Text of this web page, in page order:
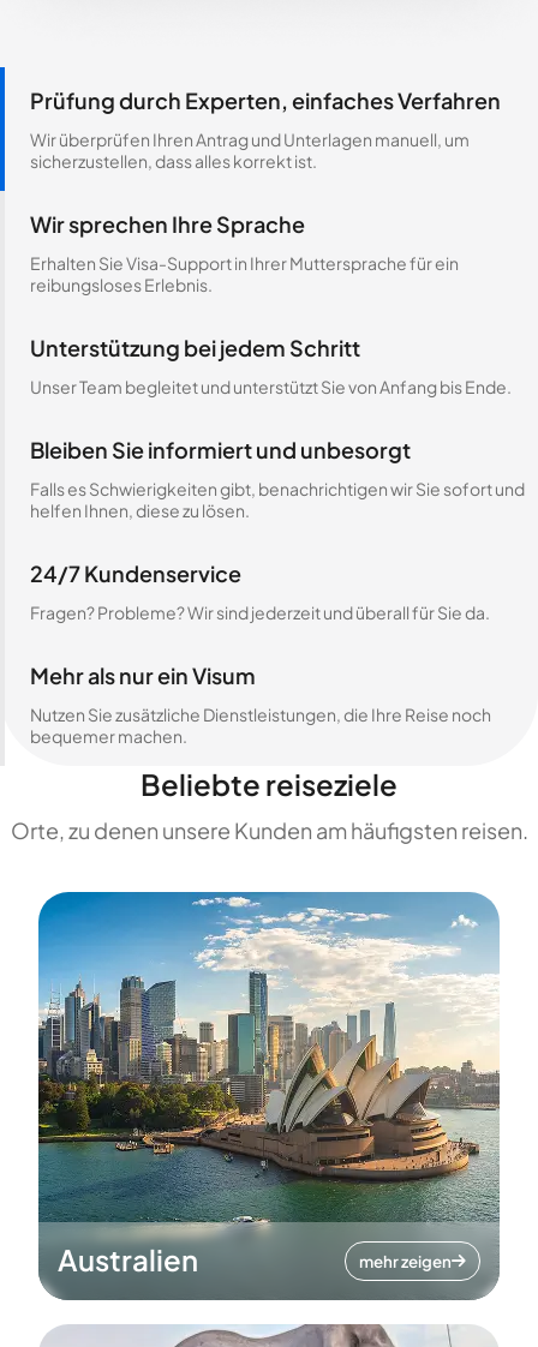
Prüfung durch Experten, einfaches Verfahren
Wir überprüfen Ihren Antrag und Unterlagen manuell, um
sicherzustellen, dass alles korrekt ist.
Wir sprechen Ihre Sprache
Erhalten Sie Visa-Support in Ihrer Muttersprache für ein
reibungsloses Erlebnis.
Unterstützung bei jedem Schritt
Unser Team begleitet und unterstützt Sie von Anfang bis Ende.
Bleiben Sie informiert und unbesorgt
Falls es Schwierigkeiten gibt, benachrichtigen wir Sie sofort und
helfen Ihnen, diese zu lösen.
24/7 Kundenservice
Fragen? Probleme? Wir sind jederzeit und überall für Sie da.
Mehr als nur ein Visum
Nutzen Sie zusätzliche Dienstleistungen, die Ihre Reise noch
bequemer machen.
Beliebte reiseziele
Orte, zu denen unsere Kunden am häufigsten reisen.
Australien mehr zeigen